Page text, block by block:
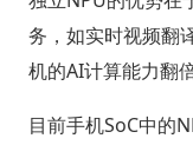
务，如实时视频翻
机的AI计算能力翻倍
目前手机SoC中的